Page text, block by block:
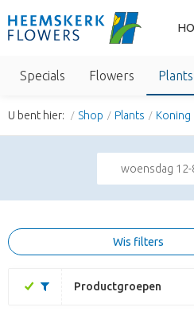
Specials Flowers Plants
U bent hier: Shop Plants Koning
woensdag 12-
Wis filters
Productgroepen